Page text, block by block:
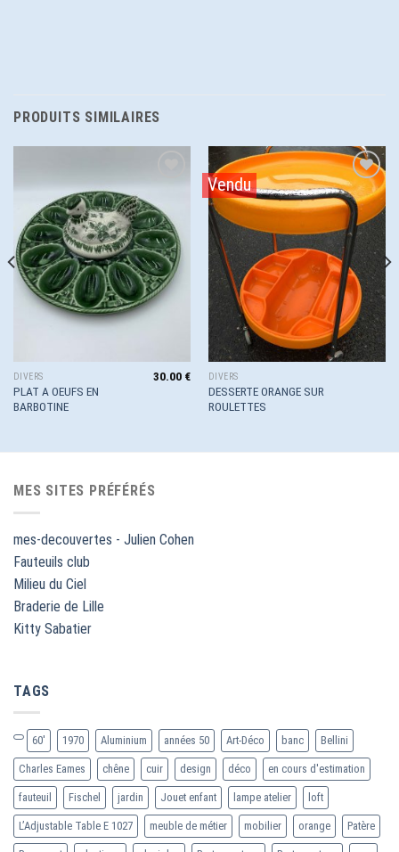
PRODUITS SIMILAIRES
wishlist
DIVERS
PLAT A OEUFS EN
BARBOTINE
30.00 €
Vendu
Ajouter
à la
wishlist
DIVERS
DESSERTE ORANGE SUR
ROULETTES
MES SITES PRÉFÉRÉS
mes-decouvertes - Julien Cohen
Fauteuils club
Milieu du Ciel
Braderie de Lille
Kitty Sabatier
TAGS
60' 1970 Aluminium années 50 Art-Déco banc Bellini
Charles Eames chêne cuir design déco en cours d'estimation
fauteuil Fischel jardin Jouet enfant lampe atelier loft
L’Adjustable Table E 1027 meuble de métier mobilier orange Patère